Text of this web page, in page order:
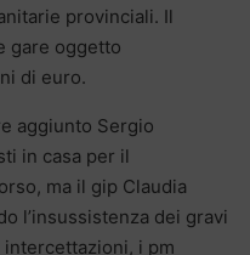
provinciali. Il
gare oggetto
di euro.
aggiunto Sergio
in casa per il
ma il gip Claudia
l’insussistenza dei gravi
i pm